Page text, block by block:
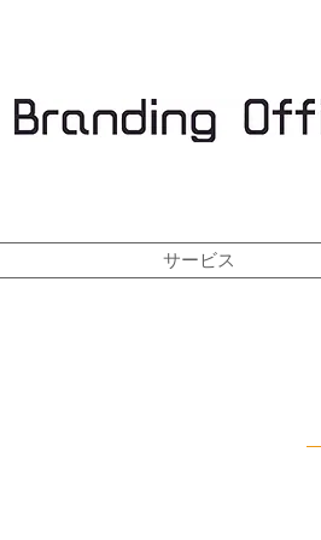
サービス